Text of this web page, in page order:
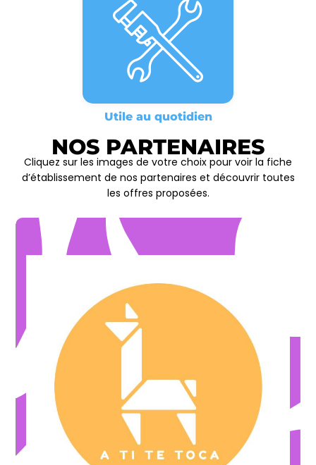
Utile au quotidien
NOS PARTENAIRES
Cliquez sur les images de votre choix pour voir la fiche
d’établissement de nos partenaires et découvrir toutes
les offres proposées.
OFFRE DE BIENVENUE
sur ta place pour une murder party.
-20€ OFFRE DE BIENVENUE
sur une location de 10 jeux en bois.
OFFRE ILLIMITÉE
-10% OFFRE ILLIMITÉE